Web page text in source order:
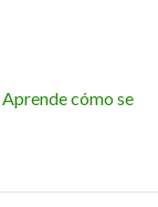
Aprende cómo se